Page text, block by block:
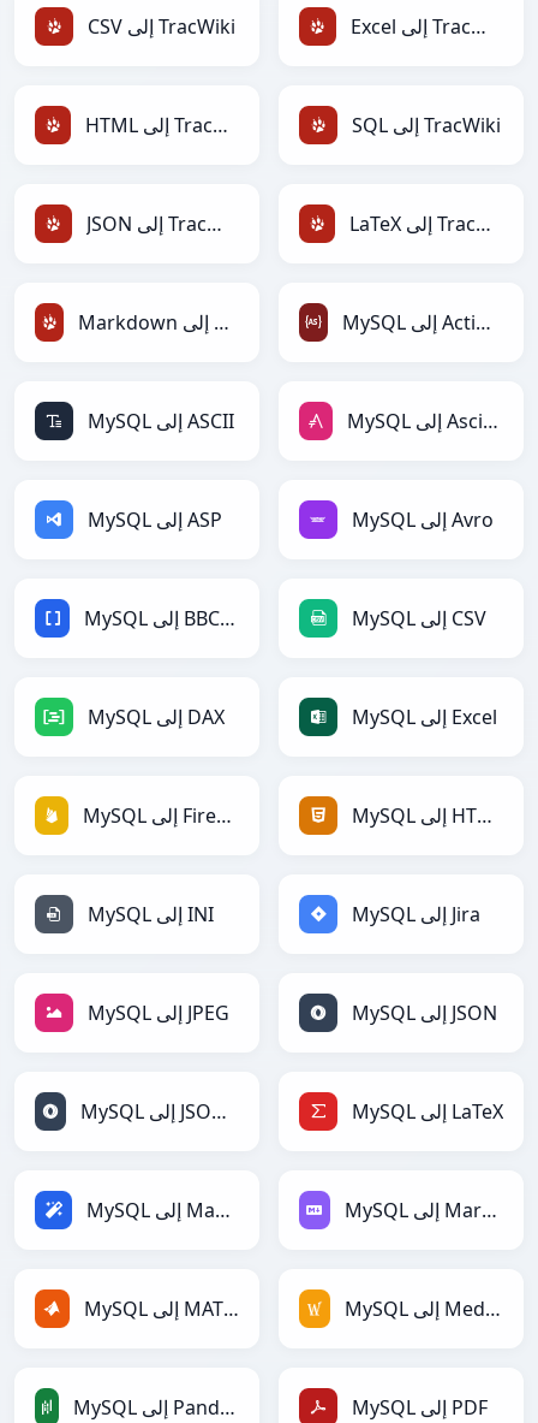
CSV إلى TracWiki Excel إلى TracWiki
HTML إلى TracWiki SQL إلى TracWiki
JSON إلى TracWiki LaTeX إلى TracWiki
Markdown إلى TracWiki MySQL إلى ActionScript
MySQL إلى ASCII MySQL إلى AsciiDoc
MySQL إلى ASP MySQL إلى Avro
MySQL إلى BBCode MySQL إلى CSV
MySQL إلى DAX MySQL إلى Excel
MySQL إلى Firebase MySQL إلى HTML
MySQL إلى INI MySQL إلى Jira
MySQL إلى JPEG MySQL إلى JSON
MySQL إلى JSONLines MySQL إلى LaTeX
MySQL إلى Magic MySQL إلى Markdown
MySQL إلى MATLAB MySQL إلى MediaWiki
MySQL إلى PandasDataFrame MySQL إلى PDF